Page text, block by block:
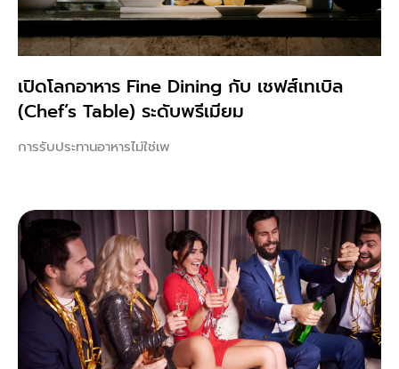
เปิดโลกอาหาร Fine Dining กับ เชฟส์เทเบิล
(Chef’s Table) ระดับพรีเมียม
การรับประทานอาหารไม่ใช่เพ